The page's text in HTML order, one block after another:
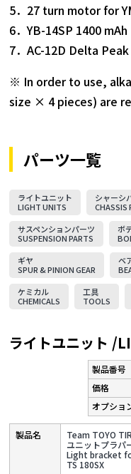
5．27 turn motor for
6．YB-14SP 1400
7．AC-12D Delta
※ In order to use,
size × 4 pieces) are
パーツ一覧
ライトユニット
LIGHT UNITS
シャーシ
CHASSIS
サスペンションパーツ
SUSPENSION PARTS
ボ
ギヤ
SPUR & PINION GEAR
ベ
ケミカル
CHEMICALS
工具
TOOLS
ライトユニット /
Team TOYO
ユニットプラパ
Light bracket
TS 180SX